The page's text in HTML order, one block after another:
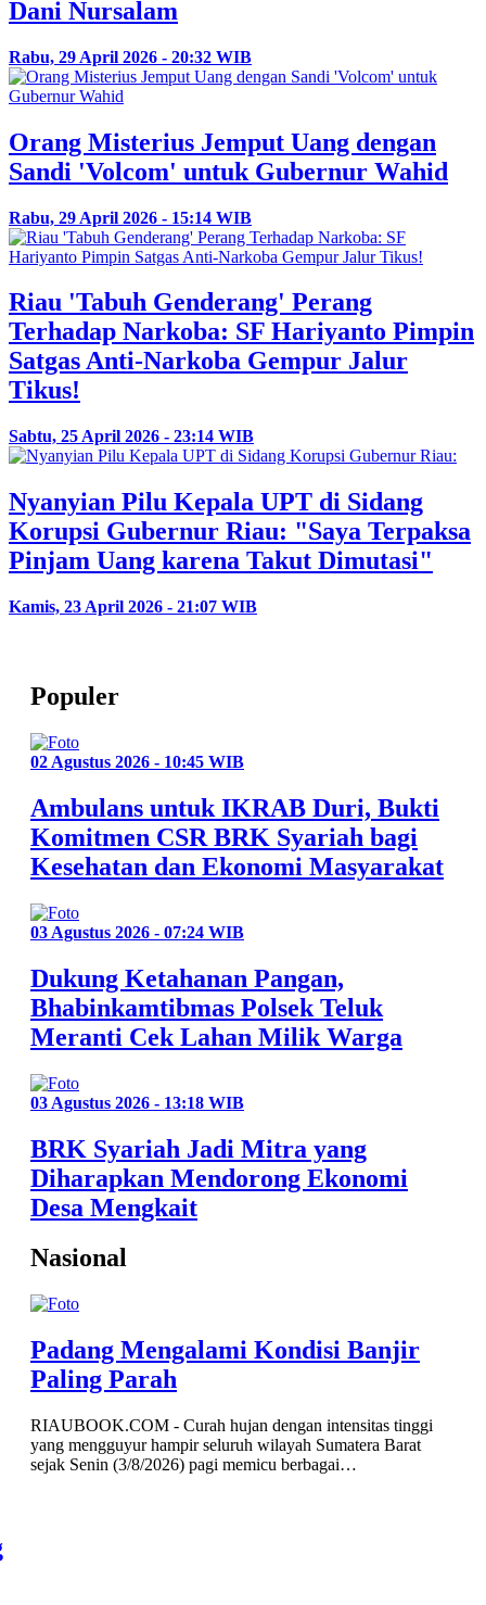
Dani Nursalam
Rabu, 29 April 2026 - 20:32 WIB
Orang Misterius Jemput Uang dengan
Sandi 'Volcom' untuk Gubernur Wahid
Rabu, 29 April 2026 - 15:14 WIB
Riau 'Tabuh Genderang' Perang
Terhadap Narkoba: SF Hariyanto Pimpin
Satgas Anti-Narkoba Gempur Jalur
Tikus!
Sabtu, 25 April 2026 - 23:14 WIB
Nyanyian Pilu Kepala UPT di Sidang
Korupsi Gubernur Riau: "Saya Terpaksa
Pinjam Uang karena Takut Dimutasi"
Kamis, 23 April 2026 - 21:07 WIB
Populer
02 Agustus 2026 - 10:45 WIB
Ambulans untuk IKRAB Duri, Bukti
Komitmen CSR BRK Syariah bagi
Kesehatan dan Ekonomi Masyarakat
03 Agustus 2026 - 07:24 WIB
Dukung Ketahanan Pangan,
Bhabinkamtibmas Polsek Teluk
Meranti Cek Lahan Milik Warga
03 Agustus 2026 - 13:18 WIB
BRK Syariah Jadi Mitra yang
Diharapkan Mendorong Ekonomi
Desa Mengkait
Nasional
Padang Mengalami Kondisi Banjir
Paling Parah
RIAUBOOK.COM - Curah hujan dengan intensitas tinggi
yang mengguyur hampir seluruh wilayah Sumatera Barat
sejak Senin (3/8/2026) pagi memicu berbagai…